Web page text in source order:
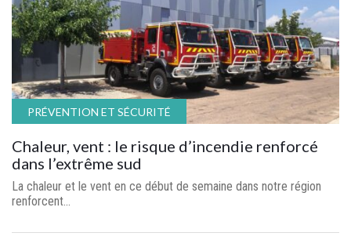
PRÉVENTION ET SÉCURITÉ
Chaleur, vent : le risque d’incendie renforcé
dans l’extrême sud
La chaleur et le vent en ce début de semaine dans notre région
renforcent...